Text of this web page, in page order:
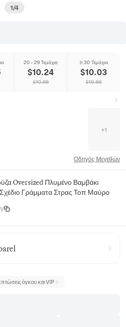
1/4
20 - 29 Τεμάχια
$10.24
$10.66
≥ 30 Τεμάχια
$10.03
$10.66
+1
Οδηγός Μεγεθών
Oversized Πλυμένο Βαμβάκι
Γράμματα Στρας Τοπ Μαύρο
όγκου και VIP